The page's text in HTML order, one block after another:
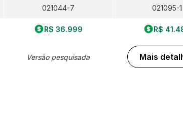
021044-7
R$ 36.999
Versão pesquisada
021095-1
R$
Mais